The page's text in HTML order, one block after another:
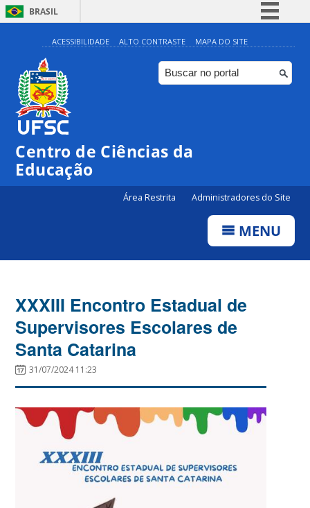
BRASIL
Simplifique!
Comunica BR
Participe
ACESSIBILIDADE ALTO CONTRASTE MAPA DO SITE
Centro de Ciências da
Educação
Área Restrita Administradores do Site
MENU
XXXIII Encontro Estadual de
Supervisores Escolares de
Santa Catarina
31/07/2024 11:23